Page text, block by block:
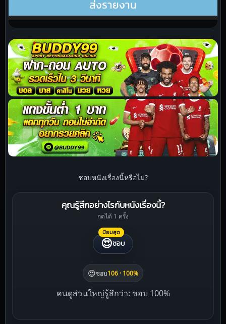
ชอบหนังเรื่องนี้หรือไม่?
คุณรู้สึกอย่างไรกับหนังเรื่องนี้?
กดได้ 1 ครั้ง
นิยมสุด
😍ชอบ
😍ชอบ106 · 100%
คนดูส่วนใหญ่รู้สึกว่า: ชอบ 100%